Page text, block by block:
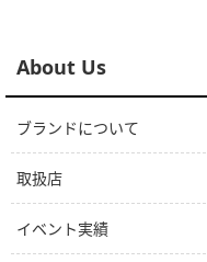
About Us
ブランドについて
取扱店
イベント実績